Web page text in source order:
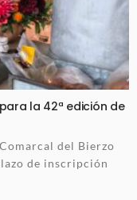
la 42ª edición de
del Bierzo
de inscripción